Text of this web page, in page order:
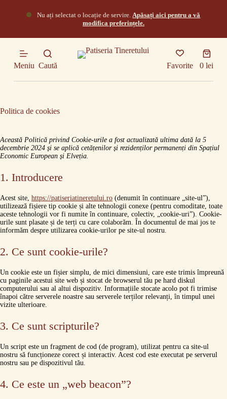
i
n
n
Nu ați selectat o locație de servire. Apăsați aici pentru a vă
modifica preferințele.
Meniu Caută Favorite
Coș
de
0lei
Politica de cookies
Această Politică privind Cookie-urile a fost actualizată ultima dată la 5
decembrie 2024 și se aplică cetățenilor și rezidenților permanenți din Spațiul
Economic European și Elveția.
1. Introducere
Acest site, https://patiseriatineretului.ro (denumit în continuare „site-ul”),
utilizează fișiere tip cookie și alte tehnologii conexe (pentru comoditate, toate
aceste tehnologii vor fi numite în continuare, colectiv, „cookie-uri”). Cookie-
urile sunt plasate și de terți cu care colaborăm. În documentul de mai jos te
informăm despre utilizarea cookie-urilor pe site-ul nostru.
2. Ce sunt cookie-urile?
Un cookie este un fișier simplu, de mici dimensiuni, care este trimis împreună
cu paginile acestui site web și stocat de browserul tău pe hard diskul
computerului sau al altui dispozitiv. Informațiile stocate acolo pot fi trimise
înapoi către serverele noastre sau serverele terților relevanți, în timpul unei
vizite ulterioare.
3. Ce sunt scripturile?
Un script este un fragment de cod (de program), utilizat pentru ca site-ul
nostru să funcționeze corect și interactiv. Acest cod este executat pe serverul
nostru sau pe dispozitivul tău.
4. Ce este un „web beacon”?